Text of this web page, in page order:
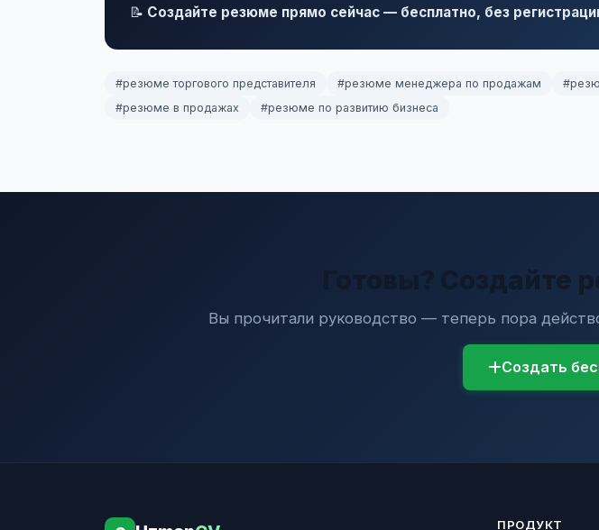
📝 Создайте резюме прямо сейчас — бесплатно, без
#резюме торгового представителя #резюме менеджера по продажам
#резюме в продажах
#резюме по развитию бизнеса
Готовы? Создайте
Вы прочитали руководство — теперь пора
Создать
ПРОДУКТ